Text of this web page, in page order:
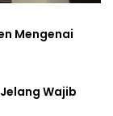
Mengenai
Wajib